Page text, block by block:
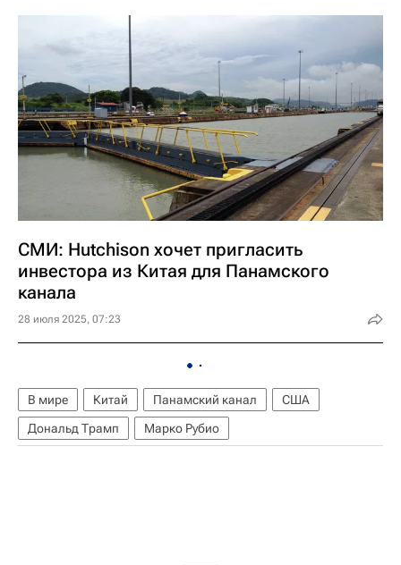
СМИ: Hutchison хочет пригласить
инвестора из Китая для Панамского
канала
28 июля 2025, 07:23
В мире Китай Панамский канал
США
Дональд Трамп
Марко Рубио